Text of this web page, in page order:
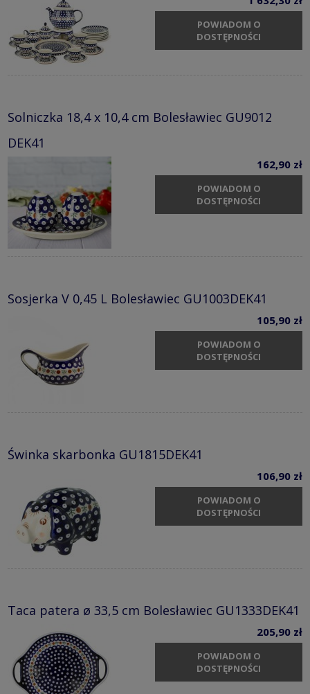
POWIADOM O
DOSTĘPNOŚCI
Solniczka 18,4 x 10,4 cm Bolesławiec GU9012
DEK41
162,90 zł
POWIADOM O
DOSTĘPNOŚCI
Sosjerka V 0,45 L Bolesławiec GU1003DEK41
105,90 zł
POWIADOM O
DOSTĘPNOŚCI
Świnka skarbonka GU1815DEK41
106,90 zł
POWIADOM O
DOSTĘPNOŚCI
Taca patera ø 33,5 cm Bolesławiec GU1333DEK41
205,90 zł
POWIADOM O
DOSTĘPNOŚCI